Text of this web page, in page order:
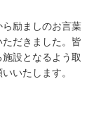
励ましのお言葉
だきました。皆
設となるよう取
いたします。